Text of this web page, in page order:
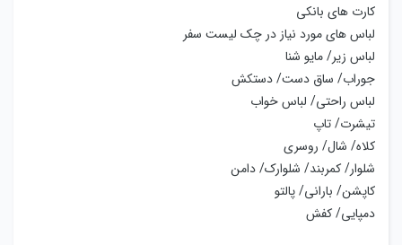
کارت های بانکی
لباس های مورد نیاز در چک لیست سفر
لباس زیر/ مایو شنا
جوراب/ ساق دست/ دستکش
لباس راحتی/ لباس خواب
تیشرت/ تاپ
کلاه/ شال/ روسری
شلوار/ کمربند/ شلوارک/ دامن
کاپشن/ بارانی/ پالتو
دمپایی/ کفش